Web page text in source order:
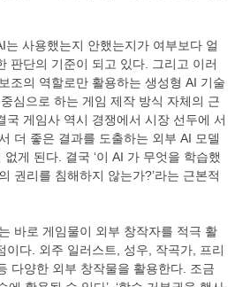
는 사용했는지 안했는지가 여부보다 얼
판단의 기준이 되고 있다. 그리고 이러
조의 역할로만 활용하는 생성형 AI 기술
심으로 하는 게임 제작 방식 자체의 근
국 게임사 역시 경쟁에서 시장 선두에 서
더 좋은 결과를 도출하는 외부 AI 모델
게 된다. 결국 ‘이 AI 가 무엇을 학습했
권리를 침해하지 않는가?’라는 근본적
바로 게임물이 외부 창작자를 적극 활
이다. 외주 일러스트, 성우, 작곡가, 프리
다양한 외부 창작물을 활용한다. 조금